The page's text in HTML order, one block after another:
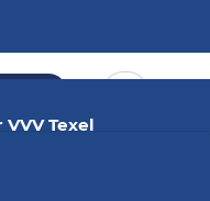
Texel